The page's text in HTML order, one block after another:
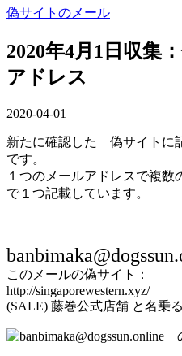
偽サイトのメール
2020年4月1日収集
アドレス
2020-04-01
新たに確認した 偽サイトに
です。
１つのメールアドレスで複
で１つ記載しています。
このメールの偽サイト：
http://singaporewestern.xyz/
(SALE) 藤巻公式店舗 と名乗